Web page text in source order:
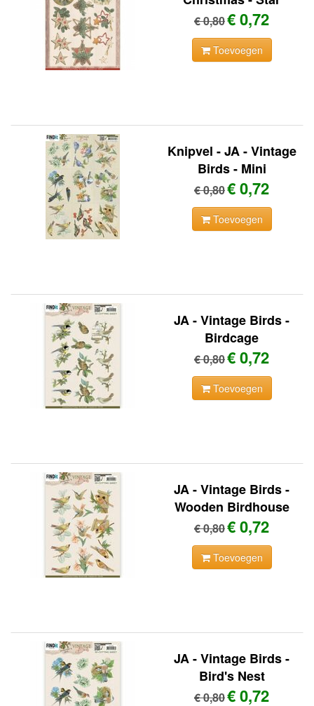
€ 0,80€ 0,72
Toevoegen
Knipvel - JA - Vintage
Birds - Mini
€ 0,80€ 0,72
Toevoegen
JA - Vintage Birds -
Birdcage
€ 0,80€ 0,72
Toevoegen
JA - Vintage Birds -
Wooden Birdhouse
€ 0,80€ 0,72
Toevoegen
JA - Vintage Birds -
Bird's Nest
€ 0,80€ 0,72